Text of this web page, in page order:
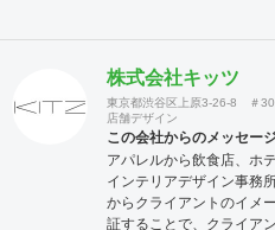
株式会社キッツ
東京都渋谷区上原3-26-8 ＃
店舗デザイン
この会社からのメッセー
アパレルから飲食店、ホ
インテリアデザイン事務
からクライアントのイメ
証することで、クライア